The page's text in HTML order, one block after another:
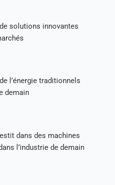
solutions innovantes
l’énergie traditionnels
demain
dans des machines
l’industrie de demain